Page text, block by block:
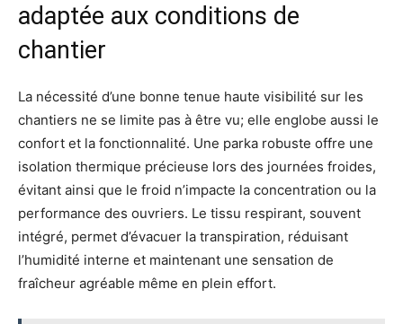
adaptée aux conditions de
chantier
La nécessité d’une bonne tenue haute visibilité sur les
chantiers ne se limite pas à être vu; elle englobe aussi le
confort et la fonctionnalité. Une parka robuste offre une
isolation thermique précieuse lors des journées froides,
évitant ainsi que le froid n’impacte la concentration ou la
performance des ouvriers. Le tissu respirant, souvent
intégré, permet d’évacuer la transpiration, réduisant
l’humidité interne et maintenant une sensation de
fraîcheur agréable même en plein effort.